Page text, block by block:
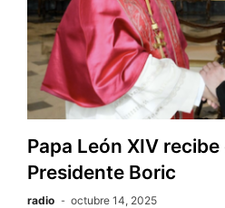
Papa León XIV
Presidente Boric
radio octubre 14, 2025